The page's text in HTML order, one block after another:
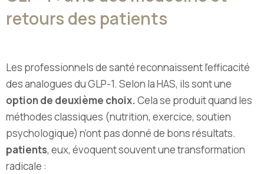
retours des patients
Les professionnels de santé reconnaissent l’efficacité
des analogues du GLP-1. Selon la HAS, ils sont une
option de deuxième choix.Cela se produit quand les
méthodes classiques (nutrition, exercice, soutien
psychologique) n’ont pas donné de bons résultats.
patients, eux, évoquent souvent une transformation
radicale :